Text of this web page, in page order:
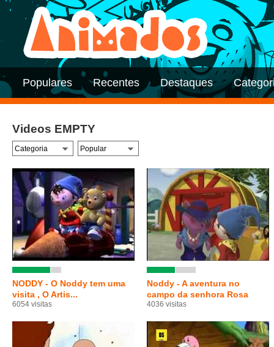
Populares Recentes Destaques
Videos EMPTY
NODDY - O Noddy tem uma
visita , O Artis...
6054 visitas
Noddy - A aventura no
campo da senhora Rosa
4036 visitas